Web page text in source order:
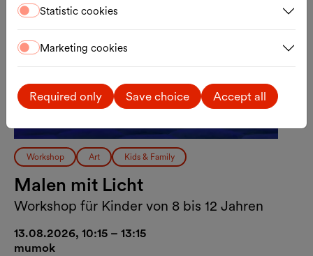
Workshop Art Kids & Family
Malen mit Licht
Workshop für Kinder von 8 bis 12 Jahren
13.08.2026, 10:15 – 13:15
mumok
Statistic cookies
Marketing cookies
Required only Save choice Accept all